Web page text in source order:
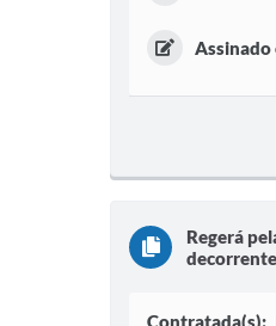
Assinado
Regerá
Contratada(s):